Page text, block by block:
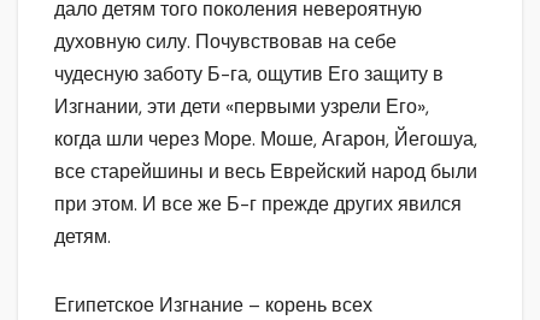
дало детям того поколения невероятную
духовную силу. Почувствовав на себе
чудесную заботу Б-га, ощутив Его защиту в
Изгнании, эти дети «первыми узрели Его»,
когда шли через Море. Моше, Агарон, Йегошуа,
все старейшины и весь Еврейский народ были
при этом. И все же Б-г прежде других явился
детям.
Египетское Изгнание – корень всех